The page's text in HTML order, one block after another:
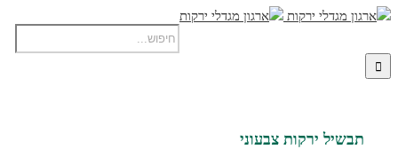
תבשיל ירקות צבעוני